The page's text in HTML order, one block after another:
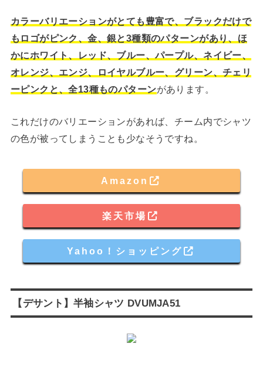
カラーバリエーションがとても豊富で、ブラックだけで
もロゴがピンク、金、銀と3種類のパターンがあり、ほ
かにホワイト、レッド、ブルー、パープル、ネイビー、
オレンジ、エンジ、ロイヤルブルー、グリーン、チェリ
ーピンクと、全13種ものパターンがあります。
これだけのバリエーションがあれば、チーム内でシャツ
の色が被ってしまうことも少なそうですね。
Amazon
楽天市場
Yahoo！ショッピング
【デサント】半袖シャツ DVUMJA51